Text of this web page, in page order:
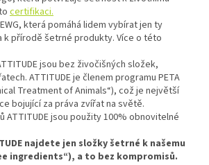
certifikaci.
která pomáhá lidem vybírat jen ty
k přírodě šetrné produkty. Více o této
jsou bez živočišných složek,
ATTITUDE je členem programu PETA
Treatment of Animals“), což je největší
bojující za práva zvířat na světě.
ATTITUDE jsou použity 100% obnovitelné
najdete jen složky šetrné k našemu
ingredients“), a to bez kompromisů.